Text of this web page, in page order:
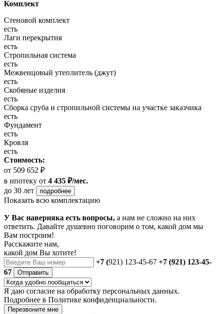
Комплект
Стеновой комплект
есть
Лаги перекрытия
есть
Стропильная система
есть
Межвенцовый утеплитель (джут)
есть
Скобяные изделия
есть
Сборка сруба и стропильной системы на участке заказчика
есть
Фундамент
есть
Кровля
есть
Стоимость:
от 509 652 ₽
в ипотеку от 4 435 ₽/мес.
до 30 лет
подробнее
Показать всю комплектацию
У Вас наверняка есть вопросы, а нам не сложно на них
ответить. Давайте душевно поговорим о том, какой дом мы
Вам построим!
Расскажите нам,
какой дом Вы хотите!
+7 (921) 123-45-67 +7 (921) 123-45-
67
Отправить
Я даю согласие на обработку персональных данных.
Подробнее в Политике конфиденциальности.
Перезвоните мне